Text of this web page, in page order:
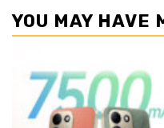
YOU MAY HAVE